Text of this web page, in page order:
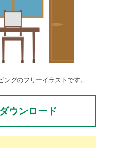
ングのフリーイラストです。
ダウンロード